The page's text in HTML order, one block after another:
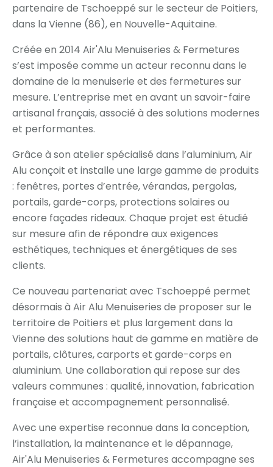
partenaire de Tschoeppé sur le secteur de Poitiers,
dans la Vienne (86), en Nouvelle-Aquitaine.
Créée en 2014 Air'Alu Menuiseries & Fermetures
s’est imposée comme un acteur reconnu dans le
domaine de la menuiserie et des fermetures sur
mesure. L’entreprise met en avant un savoir-faire
artisanal français, associé à des solutions modernes
et performantes.
Grâce à son atelier spécialisé dans l’aluminium, Air
Alu conçoit et installe une large gamme de produits
: fenêtres, portes d’entrée, vérandas, pergolas,
portails, garde-corps, protections solaires ou
encore façades rideaux. Chaque projet est étudié
sur mesure afin de répondre aux exigences
esthétiques, techniques et énergétiques de ses
clients.
Ce nouveau partenariat avec Tschoeppé permet
désormais à Air Alu Menuiseries de proposer sur le
territoire de Poitiers et plus largement dans la
Vienne des solutions haut de gamme en matière de
portails, clôtures, carports et garde-corps en
aluminium. Une collaboration qui repose sur des
valeurs communes : qualité, innovation, fabrication
française et accompagnement personnalisé.
Avec une expertise reconnue dans la conception,
l’installation, la maintenance et le dépannage,
Air'Alu Menuiseries & Fermetures accompagne ses